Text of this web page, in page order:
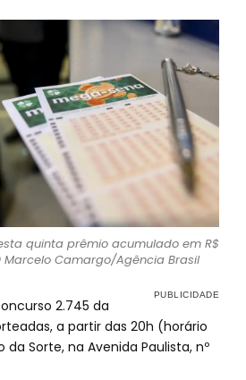
quinta prêmio acumulado em R$
Marcelo Camargo/Agência Brasil
2.745 da
a partir das 20h (horário
da Sorte, na Avenida Paulista, nº